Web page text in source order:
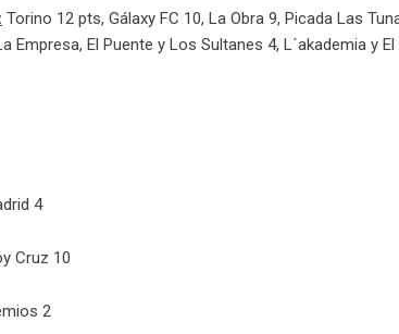
Torino 12 pts, Gálaxy FC 10, La Obra 9, Picada Las
Empresa, El Puente y Los Sultanes 4, L´akademia y
4
Cruz 10
2